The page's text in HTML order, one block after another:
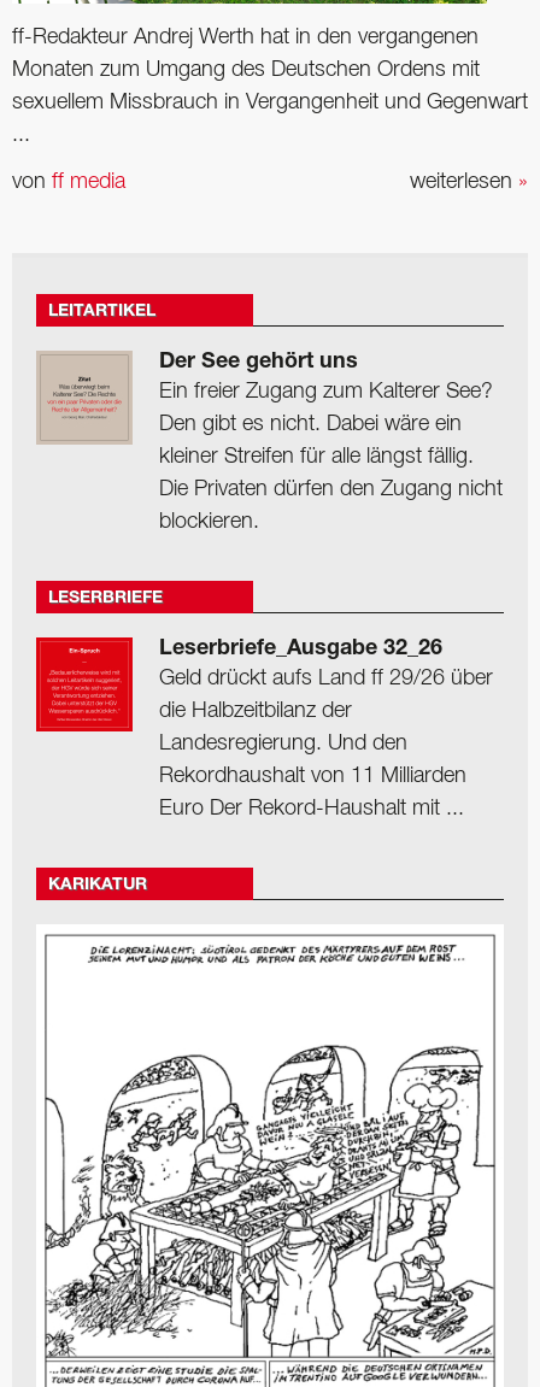
ff-Redakteur Andrej Werth hat in den vergangenen
Monaten zum Umgang des Deutschen Ordens mit
sexuellem Missbrauch in Vergangenheit und Gegenwart
...
weiterlesen »
von ff media
LEITARTIKEL
Der See gehört uns
Ein freier Zugang zum Kalterer See?
Den gibt es nicht. Dabei wäre ein
kleiner Streifen für alle längst fällig.
Die Privaten dürfen den Zugang nicht
blockieren.
LESERBRIEFE
Leserbriefe_Ausgabe 32_26
Geld drückt aufs Land ff 29/26 über
die Halbzeitbilanz der
Landesregierung. Und den
Rekordhaushalt von 11 Milliarden
Euro Der Rekord-Haushalt mit ...
KARIKATUR